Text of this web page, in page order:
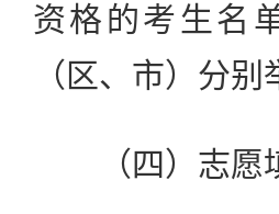
资格的考生名
（区、市）分别
（四）志愿